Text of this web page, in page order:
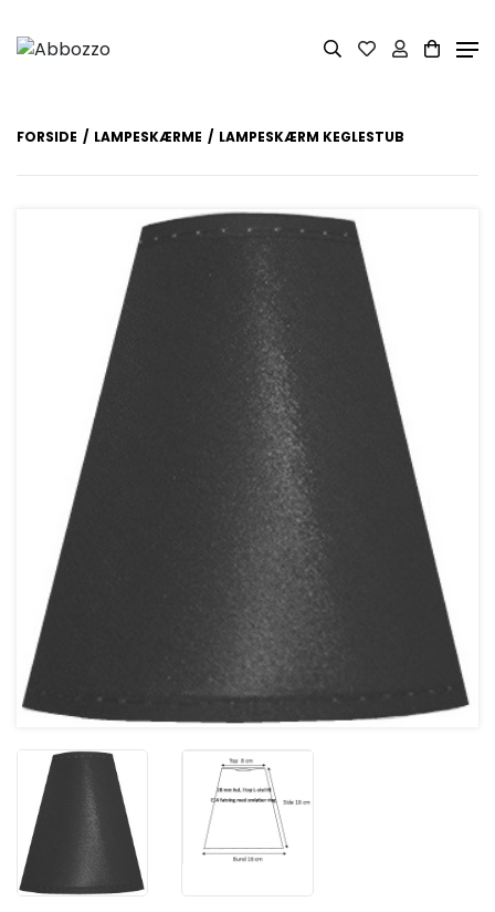
FORSIDE LAMPESKÆRME LAMPESKÆRM KEGLESTUB